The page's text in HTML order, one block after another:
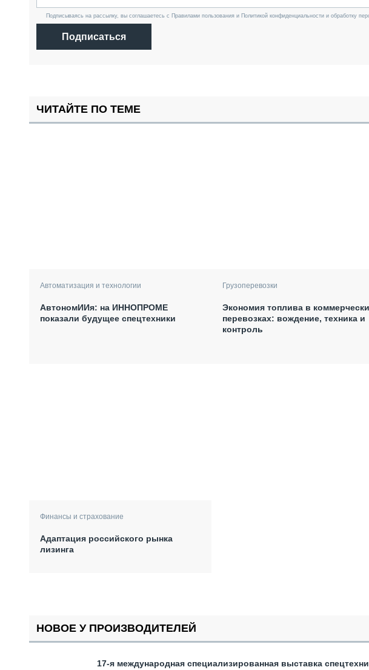
Подписываясь на рассылку, вы соглашаетесь с Правилами пользования и Политикой конфиденциальности и обработку
Подписаться
ЧИТАЙТЕ ПО ТЕМЕ
Автоматизация и технологии
АвтономИИя: на ИННОПРОМЕ
показали будущее спецтехники
Грузоперевозки
Экономия топлива в
перевозках: вождение, техника и
контроль
Финансы и страхование
Адаптация российского рынка
лизинга
НОВОЕ У ПРОИЗВОДИТЕЛЕЙ
17-я международная специализированная выставка